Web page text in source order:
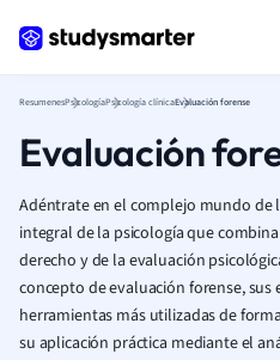
ResumenesPsicologíaPsicología clínicaEvaluación forense
Evaluación
Adéntrate en el complejo mundo de
integral de la psicología que
derecho y de la evaluación
concepto de evaluación forense, sus
herramientas más utilizadas de
su aplicación práctica mediante el